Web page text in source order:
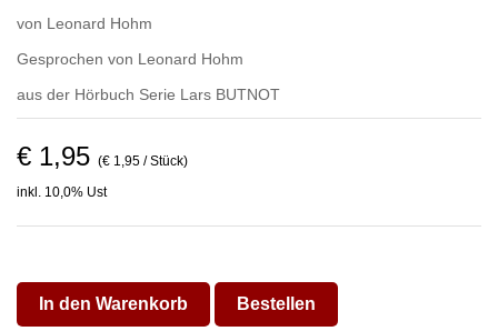
von Leonard Hohm
Gesprochen von Leonard Hohm
aus der Hörbuch Serie Lars BUTNOT
€ 1,95 (€ 1,95 / Stück)
inkl. 10,0% Ust
In den Warenkorb Bestellen